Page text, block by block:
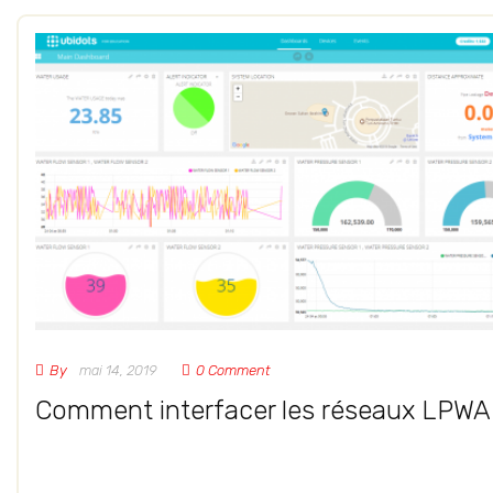
By mai 14, 2019 0 Comment
Comment interfacer les réseaux